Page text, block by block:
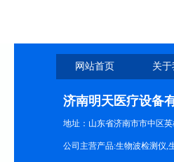
网站首页 关
济南明天医疗设备
地址：山东省济南市市中区
公司主营产品:生物波检测仪,